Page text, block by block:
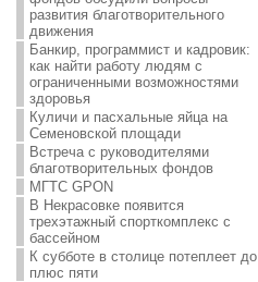
развития благотворительного
движения
Банкир, программист и кадровик:
как найти работу людям с
ограниченными возможностями
здоровья
Куличи и пасхальные яйца на
Семеновской площади
Встреча с руководителями
благотворительных фондов
МГТС GPON
В Некрасовке появится
трехэтажный спорткомплекс с
бассейном
К субботе в столице потеплеет до
плюс пяти